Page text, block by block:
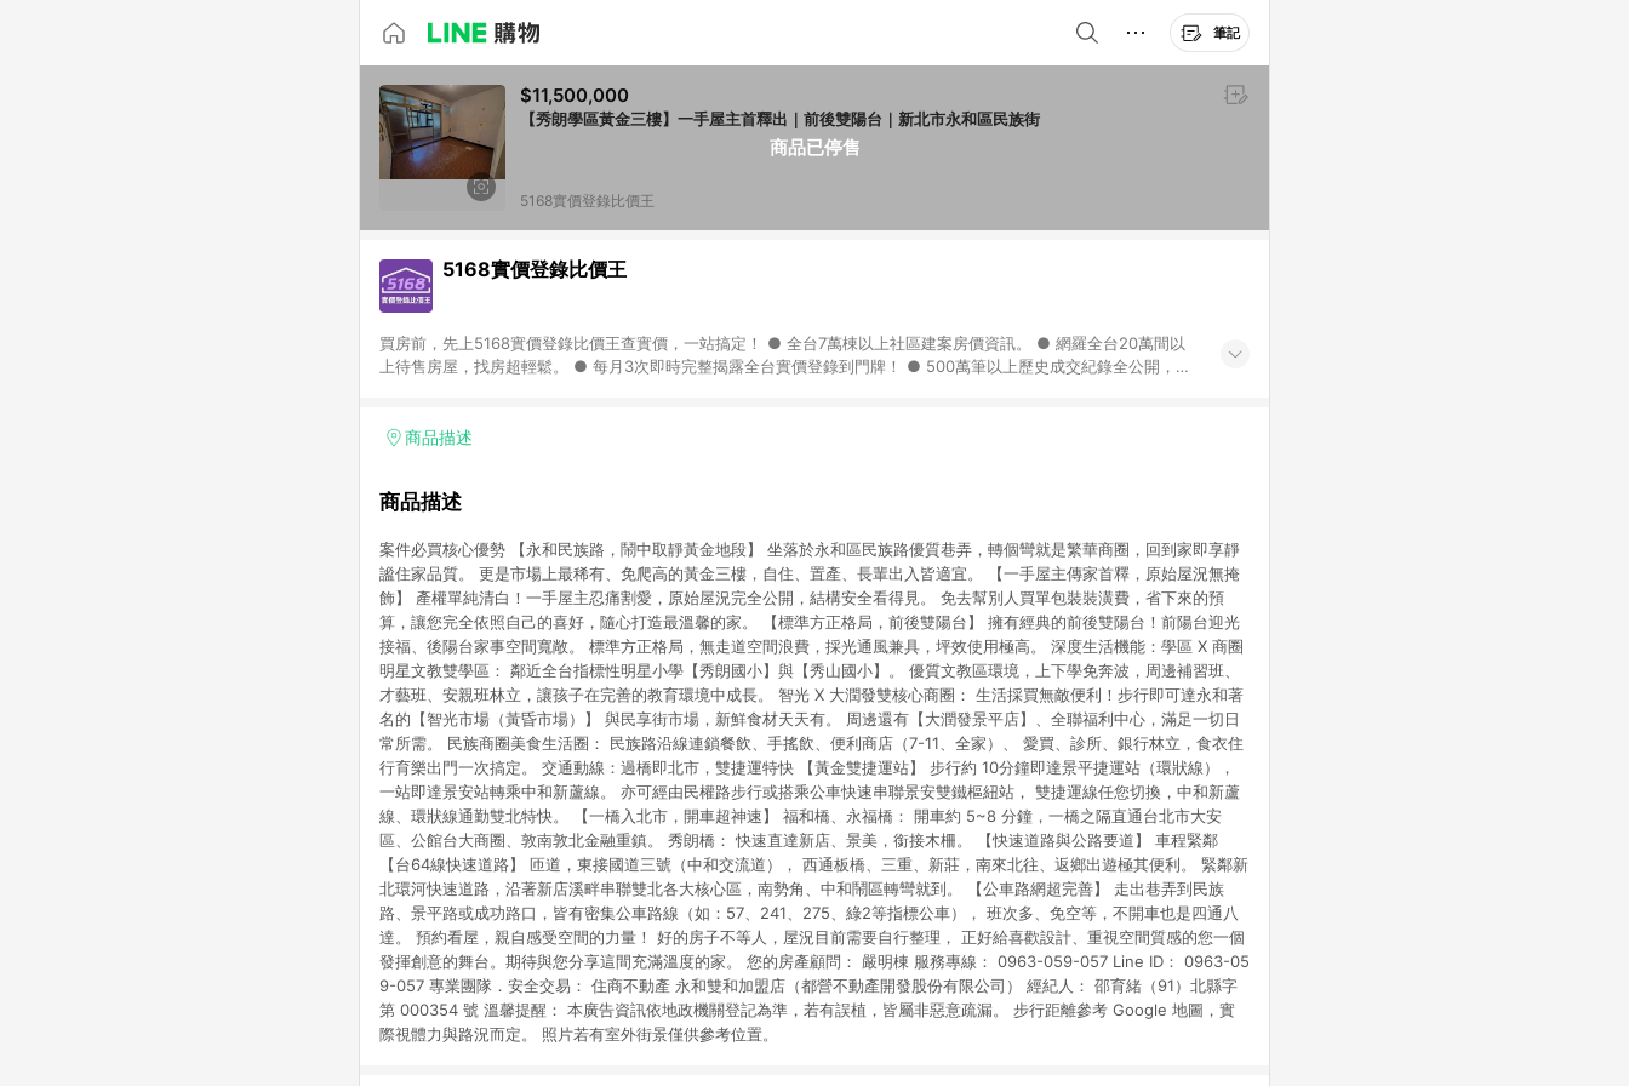
筆記
商品已停售
$11,500,000
【秀朗學區黃金三樓】一手屋主首釋出｜前後雙陽台｜新北市永和區民族街
5168實價登錄比價王
5168實價登錄比價王
買房前，先上5168實價登錄比價王查實價，一站搞定！ ● 全台7萬棟以上社區建案房價資訊。 ● 網羅全台20萬間以
上待售房屋，找房超輕鬆。 ● 每月3次即時完整揭露全台實價登錄到門牌！ ● 500萬筆以上歷史成交紀錄全公開，議
商品描述
商品描述
案件必買核心優勢 【永和民族路，鬧中取靜黃金地段】 坐落於永和區民族路優質巷弄，轉個彎就是繁華商圈，回到家即享靜
謐住家品質。 更是市場上最稀有、免爬高的黃金三樓，自住、置產、長輩出入皆適宜。 【一手屋主傳家首釋，原始屋況無掩
飾】 產權單純清白！一手屋主忍痛割愛，原始屋況完全公開，結構安全看得見。 免去幫別人買單包裝裝潢費，省下來的預
算，讓您完全依照自己的喜好，隨心打造最溫馨的家。 【標準方正格局，前後雙陽台】 擁有經典的前後雙陽台！前陽台迎光
接福、後陽台家事空間寬敞。 標準方正格局，無走道空間浪費，採光通風兼具，坪效使用極高。 深度生活機能：學區 X 商圈
明星文教雙學區： 鄰近全台指標性明星小學【秀朗國小】與【秀山國小】。 優質文教區環境，上下學免奔波，周邊補習班、
才藝班、安親班林立，讓孩子在完善的教育環境中成長。 智光 X 大潤發雙核心商圈： 生活採買無敵便利！步行即可達永和著
名的【智光市場（黃昏市場）】 與民享街市場，新鮮食材天天有。 周邊還有【大潤發景平店】、全聯福利中心，滿足一切日
常所需。 民族商圈美食生活圈： 民族路沿線連鎖餐飲、手搖飲、便利商店（7-11、全家）、 愛買、診所、銀行林立，食衣住
行育樂出門一次搞定。 交通動線：過橋即北市，雙捷運特快 【黃金雙捷運站】 步行約 10分鐘即達景平捷運站（環狀線），
一站即達景安站轉乘中和新蘆線。 亦可經由民權路步行或搭乘公車快速串聯景安雙鐵樞紐站， 雙捷運線任您切換，中和新蘆
線、環狀線通勤雙北特快。 【一橋入北市，開車超神速】 福和橋、永福橋： 開車約 5~8 分鐘，一橋之隔直通台北市大安
區、公館台大商圈、敦南敦北金融重鎮。 秀朗橋： 快速直達新店、景美，銜接木柵。 【快速道路與公路要道】 車程緊鄰
【台64線快速道路】 匝道，東接國道三號（中和交流道）， 西通板橋、三重、新莊，南來北往、返鄉出遊極其便利。 緊鄰新
北環河快速道路，沿著新店溪畔串聯雙北各大核心區，南勢角、中和鬧區轉彎就到。 【公車路網超完善】 走出巷弄到民族
路、景平路或成功路口，皆有密集公車路線（如：57、241、275、綠2等指標公車）， 班次多、免空等，不開車也是四通八
達。 預約看屋，親自感受空間的力量！ 好的房子不等人，屋況目前需要自行整理， 正好給喜歡設計、重視空間質感的您一個
發揮創意的舞台。期待與您分享這間充滿溫度的家。 您的房產顧問： 嚴明棟 服務專線： 0963-059-057 Line ID： 0963-05
9-057 專業團隊．安全交易： 住商不動產 永和雙和加盟店（都營不動產開發股份有限公司） 經紀人： 邵育緒（91）北縣字
第 000354 號 溫馨提醒： 本廣告資訊依地政機關登記為準，若有誤植，皆屬非惡意疏漏。 步行距離參考 Google 地圖，實
際視體力與路況而定。 照片若有室外街景僅供參考位置。